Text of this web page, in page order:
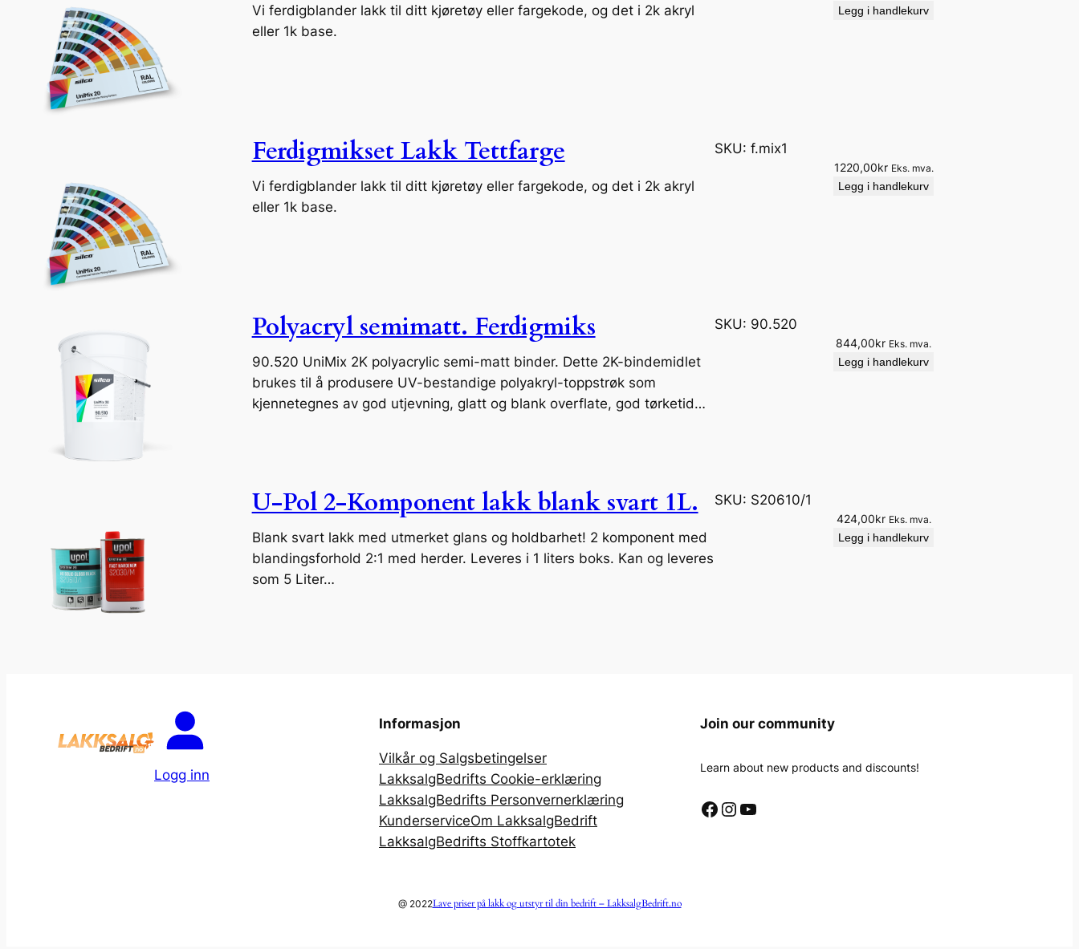
l
Vi ferdigblander lakk til ditt kjøretøy eller fargekode, og det i 2k akryl
eller 1k base.
Legg i handlekurv
Ferdigmikset Lakk Tettfarge
Vi ferdigblander lakk til ditt kjøretøy eller fargekode, og det i 2k akryl
eller 1k base.
SKU: f.mix1
1220,00kr Eks. mva.
Legg i handlekurv
Polyacryl semimatt. Ferdigmiks
90.520 UniMix 2K polyacrylic semi-matt binder. Dette 2K-bindemidlet
brukes til å produsere UV-bestandige polyakryl-toppstrøk som
kjennetegnes av god utjevning, glatt og blank overflate, god tørketid…
SKU: 90.520
844,00kr Eks. mva.
Legg i handlekurv
U-Pol 2-Komponent lakk blank svart 1L.
Blank svart lakk med utmerket glans og holdbarhet! 2 komponent med
blandingsforhold 2:1 med herder. Leveres i 1 liters boks. Kan og leveres
som 5 Liter…
SKU: S20610/1
424,00kr Eks. mva.
Legg i handlekurv
Logg inn
Informasjon
Vilkår og Salgsbetingelser
LakksalgBedrifts Cookie-erklæring
LakksalgBedrifts Personvernerklæring
KunderserviceOm LakksalgBedrift
LakksalgBedrifts Stoffkartotek
Join our community
Learn about new products and discounts!
Facebook Instagram YouTube
@ 2022Lave priser på lakk og utstyr til din bedrift – LakksalgBedrift.no